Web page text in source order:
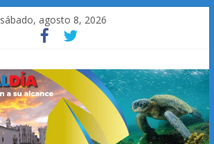
sábado, agosto 8, 2026